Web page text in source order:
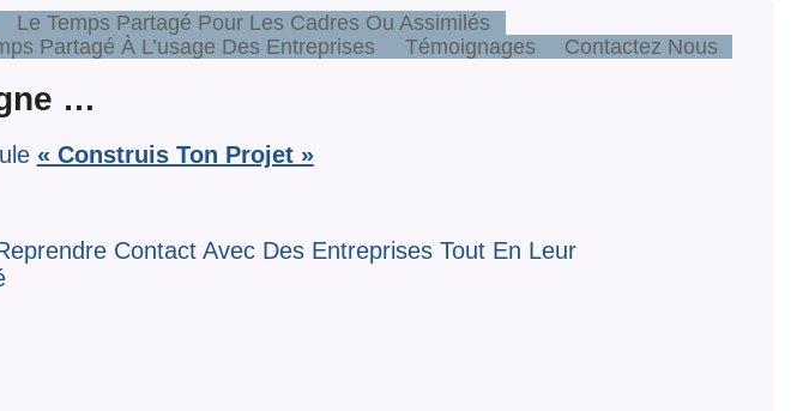
Le Temps Partagé Pour Les Cadres Ou Assimilés
Partagé À L’usage Des Entreprises Témoignages Contactez Nous
…
« Construis Ton Projet »
Contact Avec Des Entreprises Tout En Leur